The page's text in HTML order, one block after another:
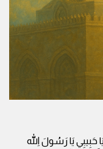
حَبِيبِي يَا رَسُولَ اللهِ